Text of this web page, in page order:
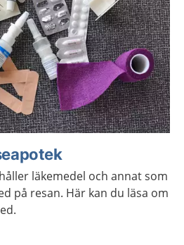
läkemedel och annat som
på resan. Här kan du läsa om